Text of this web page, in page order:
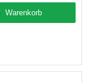
Warenkorb